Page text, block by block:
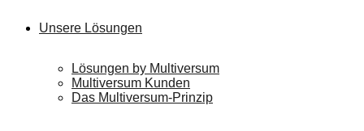
Unsere Lösungen
Lösungen by Multiversum
Multiversum Kunden
Das Multiversum-Prinzip